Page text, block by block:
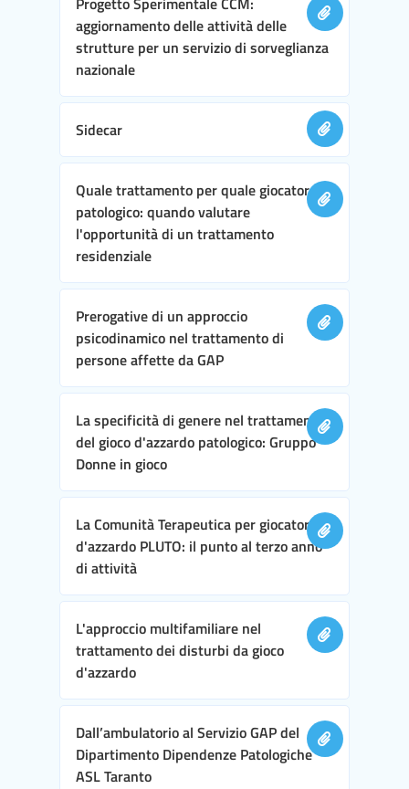
aggiornamento delle attività delle
strutture per un servizio di sorveglianza
nazionale
Sidecar
Quale trattamento per quale giocatore
patologico: quando valutare
l'opportunità di un trattamento
residenziale
Prerogative di un approccio
psicodinamico nel trattamento di
persone affette da GAP
La specificità di genere nel trattamento
del gioco d'azzardo patologico: Gruppo
Donne in gioco
La Comunità Terapeutica per giocatori
d'azzardo PLUTO: il punto al terzo anno
di attività
L'approccio multifamiliare nel
trattamento dei disturbi da gioco
d'azzardo
Dall’ambulatorio al Servizio GAP del
Dipartimento Dipendenze Patologiche
ASL Taranto